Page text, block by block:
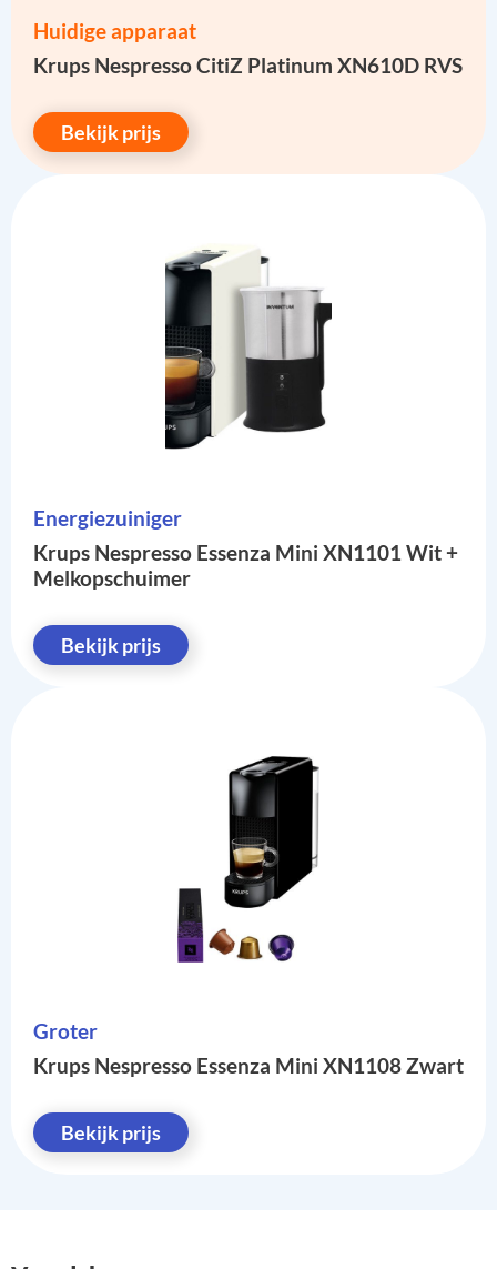
Huidige apparaat
Krups Nespresso CitiZ Platinum XN610D RVS
Bekijk prijs
Energiezuiniger
Krups Nespresso Essenza Mini XN1101 Wit +
Melkopschuimer
Bekijk prijs
Groter
Krups Nespresso Essenza Mini XN1108 Zwart
Bekijk prijs